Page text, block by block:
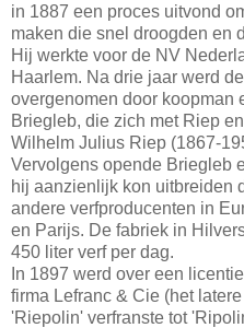
in 1887 een proces uitvond
maken die snel droogden en
Hij werkte voor de NV
Haarlem. Na drie jaar werd
overgenomen door koopman
Briegleb, die zich met Riep
Wilhelm Julius Riep (1867-
Vervolgens opende Briegleb
hij aanzienlijk kon uitbreiden
andere verfproducenten in
en Parijs. De fabriek in
450 liter verf per dag.
In 1897 werd over een
firma Lefranc & Cie (het
'Riepolin' verfranste tot